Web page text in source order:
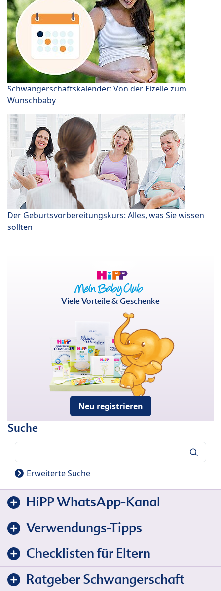
Schwangerschaftskalender: Von der Eizelle zum
Wunschbaby
Der Geburtsvorbereitungskurs: Alles, was Sie wissen
sollten
Viele Vorteile & Geschenke
Neu registrieren
Suche
Erweiterte Suche
HiPP WhatsApp-Kanal
Verwendungs-Tipps
Checklisten für Eltern
Ratgeber Schwangerschaft